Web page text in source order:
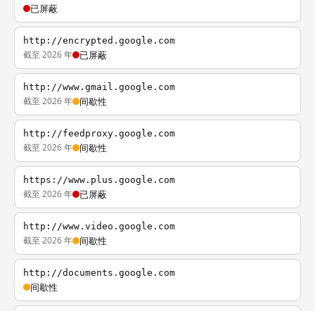
已屏蔽
http://encrypted.google.com
截至 2026 年 已屏蔽
http://www.gmail.google.com
截至 2026 年 间歇性
http://feedproxy.google.com
截至 2026 年 间歇性
https://www.plus.google.com
截至 2026 年 已屏蔽
http://www.video.google.com
截至 2026 年 间歇性
http://documents.google.com
间歇性